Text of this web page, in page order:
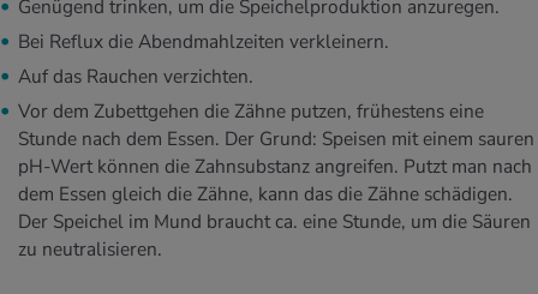
Genügend trinken, um die Speichelproduktion anzuregen.
Bei Reflux die Abendmahlzeiten verkleinern.
Auf das Rauchen verzichten.
Vor dem Zubettgehen die Zähne putzen, frühestens eine
Stunde nach dem Essen. Der Grund: Speisen mit einem sauren
pH-Wert können die Zahnsubstanz angreifen. Putzt man nach
dem Essen gleich die Zähne, kann das die Zähne schädigen.
Der Speichel im Mund braucht ca. eine Stunde, um die Säuren
zu neutralisieren.